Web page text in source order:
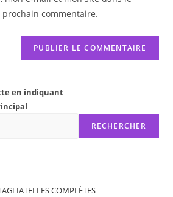
commentaire.
en indiquant
RECHERCHER
COMPLÈTES